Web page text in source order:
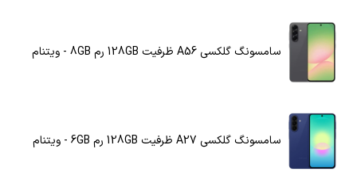
سامسونگ گلکسی A56 ظرفیت 128GB رم 8GB - ویتنام
سامسونگ گلکسی A27 ظرفیت 128GB رم 6GB - ویتنام